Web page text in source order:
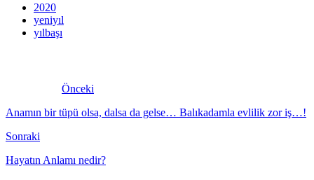
2020
yeniyıl
yılbaşı
Önceki
Anamın bir tüpü olsa, dalsa da gelse… Balıkadamla evlilik zor iş…!
Sonraki
Hayatın Anlamı nedir?